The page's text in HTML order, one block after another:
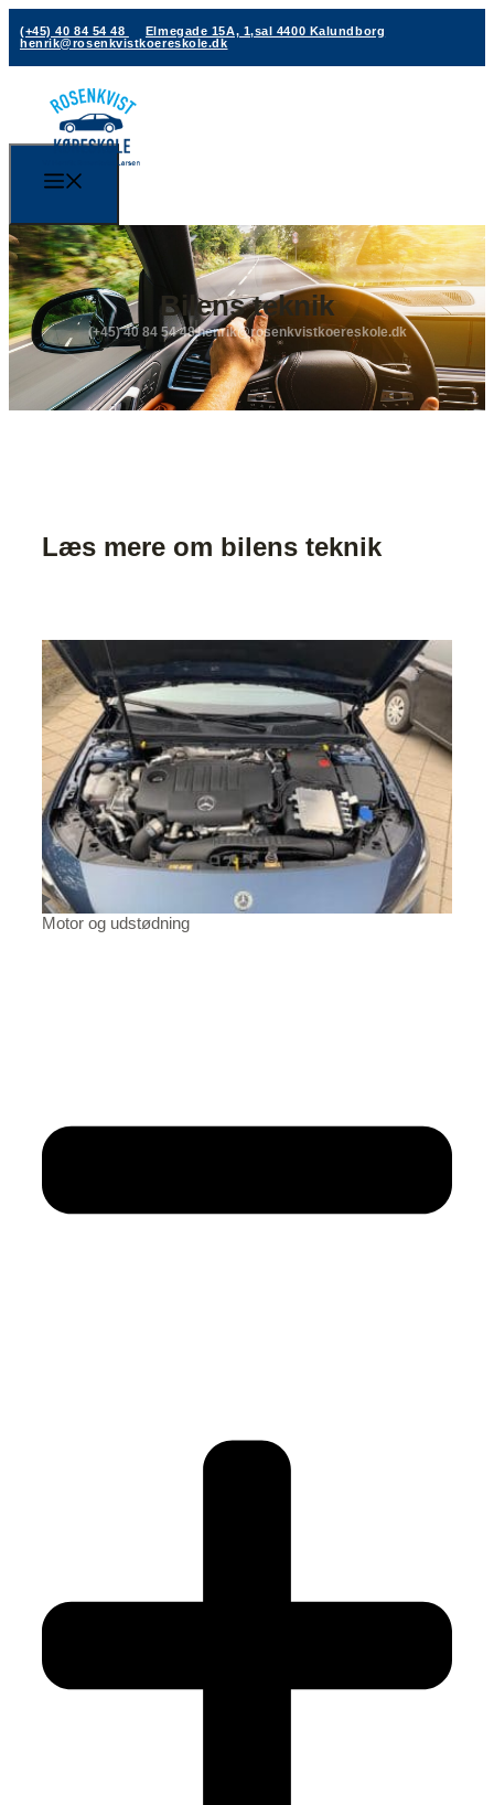
(+45) 40 84 54 48
Elmegade 15A, 1,sal 4400 Kalundborg
henrik@rosenkvistkoereskole.dk
Bilens teknik
(+45) 40 84 54 48henrik@rosenkvistkoereskole.dk
Læs mere om bilens teknik
Motor og udstødning